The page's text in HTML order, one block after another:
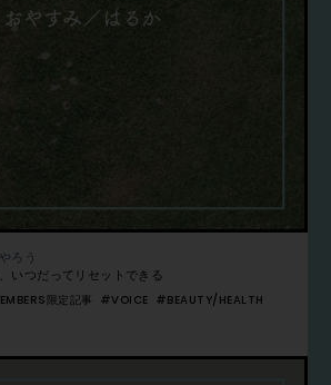
おやすみ／はるか
ろう
いつだってリセットできる
限定記事 #VOICE #BEAUTY/HEALTH